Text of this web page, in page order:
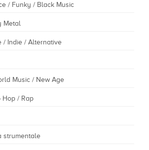
/ Funky / Black Music
Metal
/ Indie / Alternative
Music / New Age
Hop / Rap
strumentale